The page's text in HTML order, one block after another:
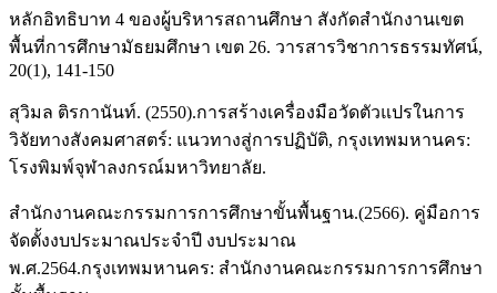
หลักอิทธิบาท 4 ของผู้บริหารสถานศึกษา สังกัดสำนักงานเขต
พื้นที่การศึกษามัธยมศึกษา เขต 26. วารสารวิชาการธรรมทัศน์,
20(1), 141-150
สุวิมล ติรกานันท์. (2550).การสร้างเครื่องมือวัดตัวแปรในการ
วิจัยทางสังคมศาสตร์: แนวทางสู่การปฏิบัติ, กรุงเทพมหานคร:
โรงพิมพ์จุฬาลงกรณ์มหาวิทยาลัย.
สำนักงานคณะกรรมการการศึกษาขั้นพื้นฐาน.(2566). คู่มือการ
จัดตั้งงบประมาณประจำปี งบประมาณ
พ.ศ.2564.กรุงเทพมหานคร: สำนักงานคณะกรรมการการศึกษา